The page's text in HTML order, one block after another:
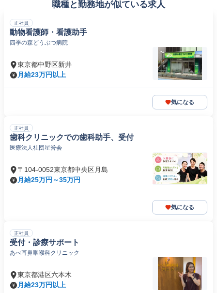
職種と勤務地が似ている求人
正社員
動物看護師・看護助手
四季の森どうぶつ病院
東京都中野区新井
月給23万円以上
気になる
正社員
歯科クリニックでの歯科助手、受付
医療法人社団星誉会
〒104-0052東京都中央区月島
月給25万円～35万円
気になる
正社員
受付・診療サポート
あべ耳鼻咽喉科クリニック
東京都港区六本木
月給23万円以上